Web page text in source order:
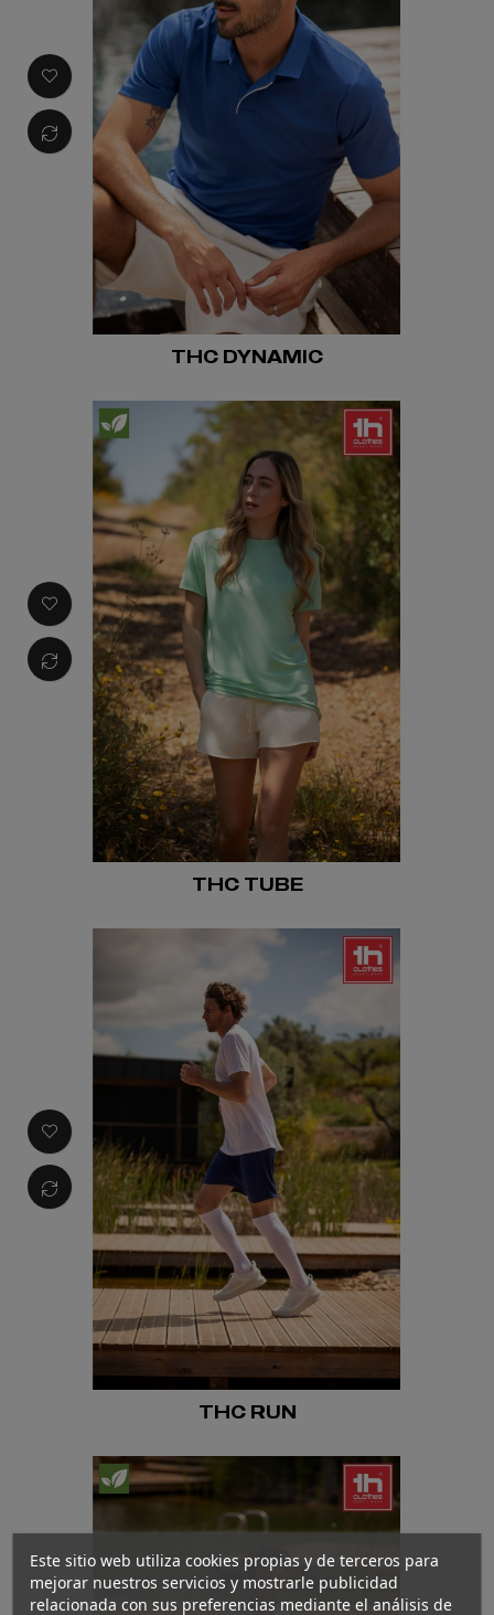
THC DYNAMIC
THC TUBE
THC RUN
Este sitio web utiliza cookies propias y de terceros para
mejorar nuestros servicios y mostrarle publicidad
relacionada con sus preferencias mediante el análisis de